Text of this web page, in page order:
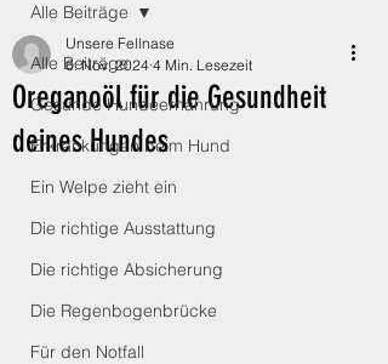
Alle Beiträge
Gesunde Hundeernährung
Erkrankungen beim Hund
Ein Welpe zieht ein
Die richtige Ausstattung
Die richtige Absicherung
Die Regenbogenbrücke
Für den Notfall
Alle Beiträge
Oreganoöl für die Gesundheit
deines Hundes
Unsere Fellnase
6. Nov. 2024 4 Min. Lesezeit